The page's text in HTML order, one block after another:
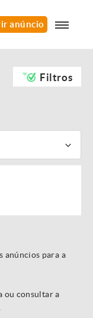
anúncio
Filtros
anúncios para a
ou consultar a